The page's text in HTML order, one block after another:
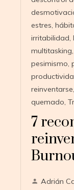
estres,
irritabilidad,
multitasking,
pesimismo,
reinventarse,
quemado,
7
Adrián